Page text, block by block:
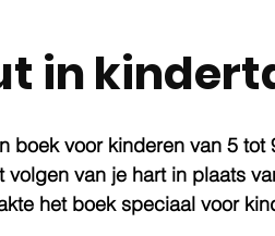
in
boek voor kinderen van 5
volgen van je hart in plaats
het boek speciaal voor